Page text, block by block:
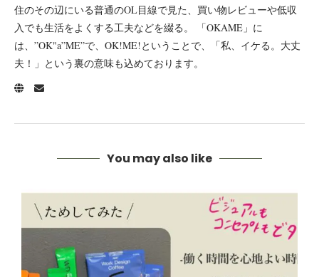
住のその辺にいる普通のOL目線で見た、買い物レビューや低収
入でも生活をよくする工夫などを綴る。 「OKAME」に
は、”OK"a”ME”で、OK!ME!ということで、「私、イケる。大丈
夫！」という裏の意味も込めております。
You may also like